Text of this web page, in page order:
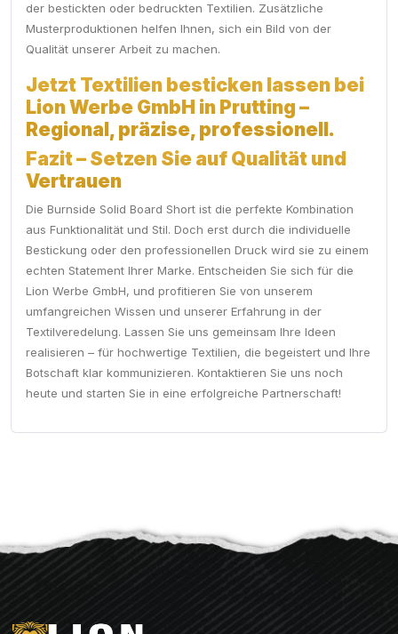
der bestickten oder bedruckten Textilien. Zusätzliche
Musterproduktionen helfen Ihnen, sich ein Bild von der
Qualität unserer Arbeit zu machen.
Jetzt Textilien besticken lassen bei
Lion Werbe GmbH in Prutting –
Regional, präzise, professionell.
Fazit – Setzen Sie auf Qualität und
Vertrauen
Die Burnside Solid Board Short ist die perfekte Kombination
aus Funktionalität und Stil. Doch erst durch die individuelle
Bestickung oder den professionellen Druck wird sie zu einem
echten Statement Ihrer Marke. Entscheiden Sie sich für die
Lion Werbe GmbH, und profitieren Sie von unserem
umfangreichen Wissen und unserer Erfahrung in der
Textilveredelung. Lassen Sie uns gemeinsam Ihre Ideen
realisieren – für hochwertige Textilien, die begeistert und Ihre
Botschaft klar kommunizieren. Kontaktieren Sie uns noch
heute und starten Sie in eine erfolgreiche Partnerschaft!